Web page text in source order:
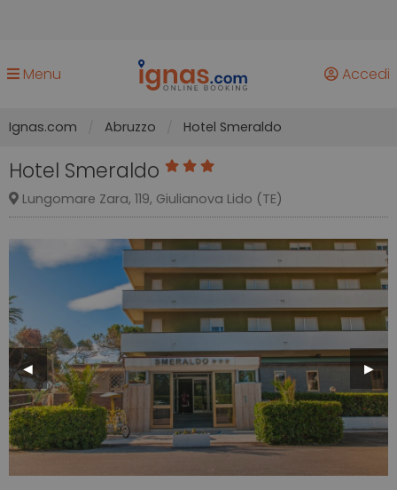
Menu Accedi
Ignas.com Abruzzo Hotel Smeraldo
Hotel Smeraldo
Lungomare Zara, 119, Giulianova Lido (TE)
Previous
Slide
◀︎ Next
Slide
▶︎